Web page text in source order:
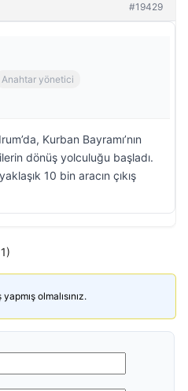
#19429
Anahtar yönetici
Kurban Bayramı’nın
dönüş yolculuğu başladı.
10 bin aracın çıkış
olmalısınız.